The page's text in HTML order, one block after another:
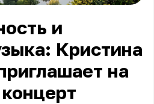
и
Кристина
на